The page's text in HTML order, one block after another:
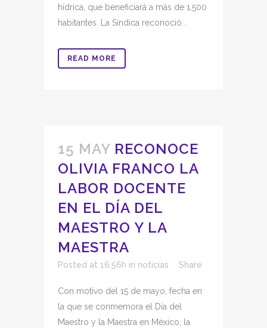
hídrica, que beneficiará a más de 1,500
habitantes. La Síndica reconoció...
READ MORE
15 MAY RECONOCE
OLIVIA FRANCO LA
LABOR DOCENTE
EN EL DÍA DEL
MAESTRO Y LA
MAESTRA
Posted at 16:56h in noticias Share
Con motivo del 15 de mayo, fecha en
la que se conmemora el Día del
Maestro y la Maestra en México, la